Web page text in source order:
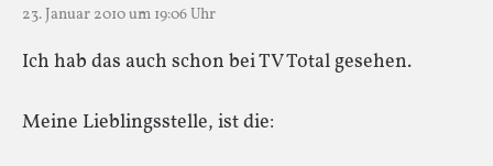
23. Januar 2010 um 19:06 Uhr
Ich hab das auch schon bei TV Total gesehen.
Meine Lieblingsstelle, ist die: